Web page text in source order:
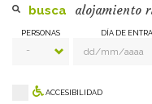
busca alojamiento
PERSONAS
-
DÍA DE
ACCESIBILIDAD